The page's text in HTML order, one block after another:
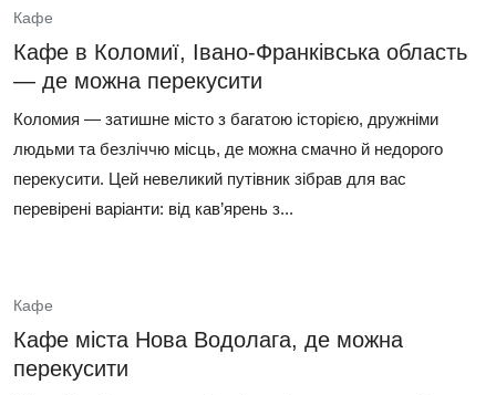
Кафе
Кафе в Коломиї, Івано-Франківська область
— де можна перекусити
Коломия — затишне місто з багатою історією, дружніми
людьми та безліччю місць, де можна смачно й недорого
перекусити. Цей невеликий путівник зібрав для вас
перевірені варіанти: від кав’ярень з...
Кафе
Кафе міста Нова Водолага, де можна
перекусити